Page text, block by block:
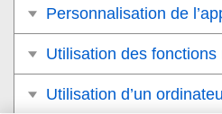
Personnalisation de
Utilisation des fonctions
Utilisation d’un